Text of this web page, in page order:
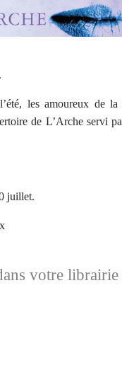
.
les amoureux de la
de L’Arche servi
juillet.
votre librairie